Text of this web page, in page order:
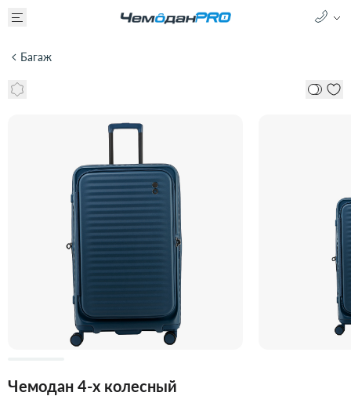
Багаж
Чемодан 4-х колесный ECHOLAC CELESTRA SUPERTRUNK XT
57 000 ₽
Чемодан 4-х колесный